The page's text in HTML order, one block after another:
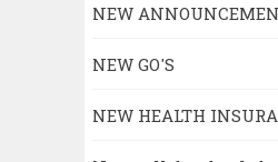
NEW
NEW GO'S
NEW HEALTH